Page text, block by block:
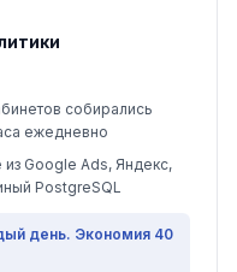
собирались
ежедневно
Google Ads, Яндекс,
PostgreSQL
день. Экономия 40